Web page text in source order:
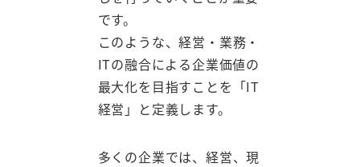
です。
このような、経営・業務・
ITの融合による企業価値の
最大化を目指すことを「IT
経営」と定義します。
多くの企業では、経営、現